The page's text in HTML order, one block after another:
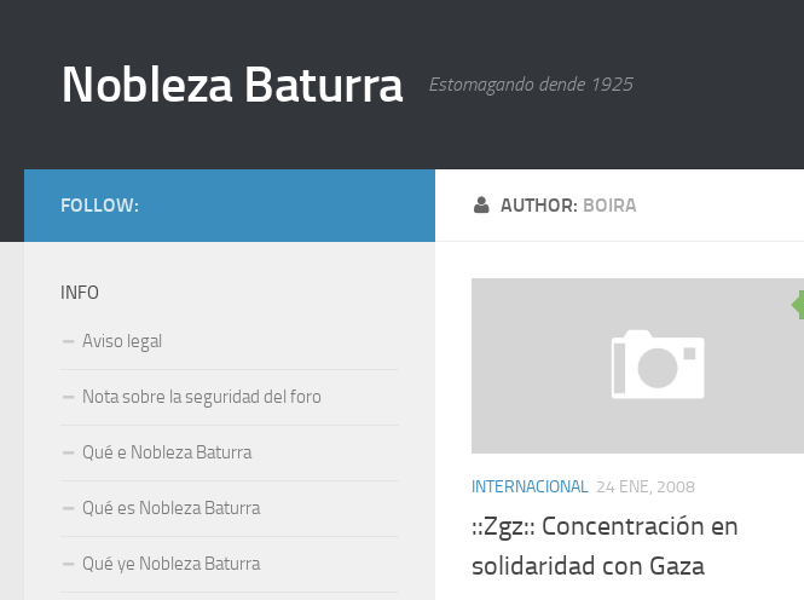
Nobleza Baturra Estomagando dende 1925
AUTHOR: BOIRA
INTERNACIONAL 24 ENE, 2008
::Zgz:: Concentración en
solidaridad con Gaza
FOLLOW:
INFO
Aviso legal
Nota sobre la seguridad del foro
Qué e Nobleza Baturra
Qué es Nobleza Baturra
Qué ye Nobleza Baturra